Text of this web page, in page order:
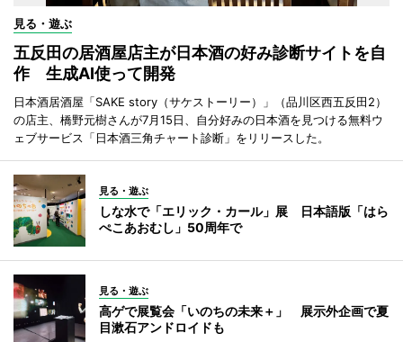
見る・遊ぶ
五反田の居酒屋店主が日本酒の好み診断サイトを自
作 生成AI使って開発
日本酒居酒屋「SAKE story（サケストーリー）」（品川区西五反田2）
の店主、橋野元樹さんが7月15日、自分好みの日本酒を見つける無料ウ
ェブサービス「日本酒三角チャート診断」をリリースした。
見る・遊ぶ
しな水で「エリック・カール」展 日本語版「はら
ぺこあおむし」50周年で
見る・遊ぶ
高ゲで展覧会「いのちの未来＋」 展示外企画で夏
目漱石アンドロイドも